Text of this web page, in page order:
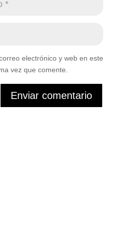
electrónico y web en este
vez que comente.
Enviar comentario